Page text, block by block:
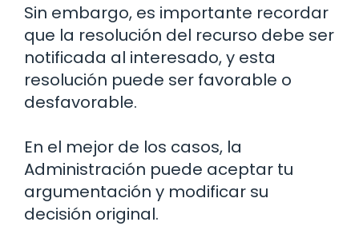
Sin embargo, es importante recordar
que la resolución del recurso debe ser
notificada al interesado, y esta
resolución puede ser favorable o
desfavorable.
En el mejor de los casos, la
Administración puede aceptar tu
argumentación y modificar su
decisión original.